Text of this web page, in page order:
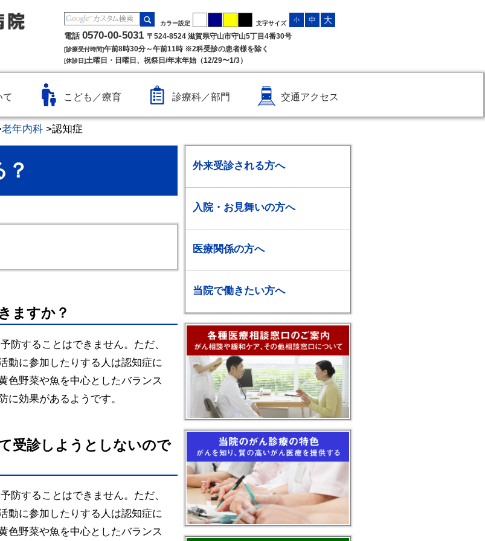
カラー設定 文字サイズ
小 中 大
電話 0570-00-5031 〒524-8524 滋賀県守山市守山5丁目4番30号
[診療受付時間]午前8時30分～午前11時 ※2科受診の患者様を除く
[休診日]土曜日・日曜日、祝祭日/年末年始（12/29〜1/3）
て こども／療育 診療科／部門 交通アクセス
老年内科 >認知症
ますか？
防することはできません。ただ、
動に参加したりする人は認知症に
色野菜や魚を中心としたバランス
に効果があるようです。
受診しようとしないので
防することはできません。ただ、
動に参加したりする人は認知症に
色野菜や魚を中心としたバランス
外来受診される方へ
入院・お見舞いの方へ
医療関係の方へ
当院で働きたい方へ